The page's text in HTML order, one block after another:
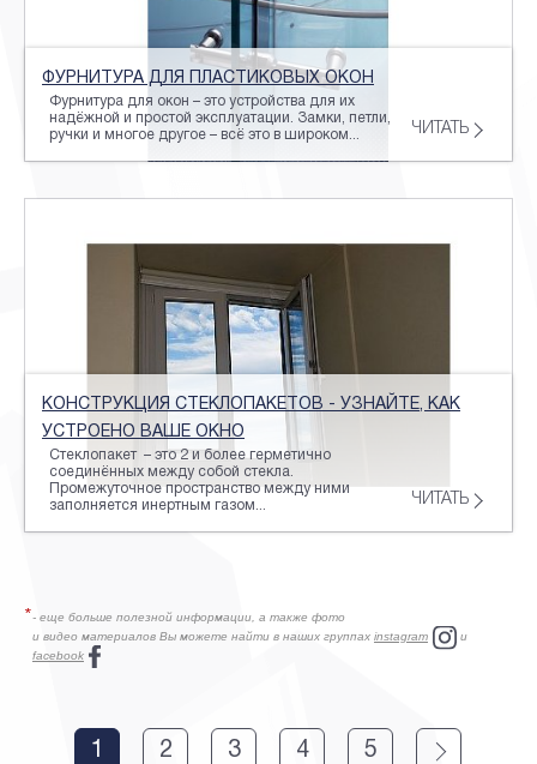
ФУРНИТУРА ДЛЯ ПЛАСТИКОВЫХ ОКОН
Фурнитура для окон – это устройства для их
надёжной и простой эксплуатации. Замки, петли,
ручки и многое другое – всё это в широком...
ЧИТАТЬ
КОНСТРУКЦИЯ СТЕКЛОПАКЕТОВ - УЗНАЙТЕ, КАК
УСТРОЕНО ВАШЕ ОКНО
Стеклопакет – это 2 и более герметично
соединённых между собой стекла.
Промежуточное пространство между ними
заполняется инертным газом...
ЧИТАТЬ
- еще больше полезной информации, а также фото
и видео материалов Вы можете найти в наших группах instagram
и
facebook
1 2 3 4 5